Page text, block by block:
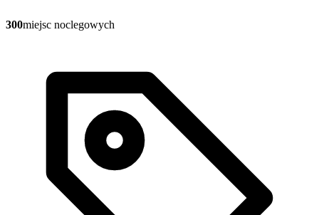
300miejsc noclegowych